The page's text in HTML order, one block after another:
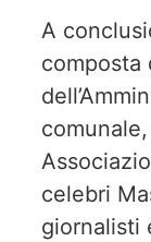
A
composta
celebri
giornalisti